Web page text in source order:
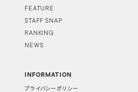
FEATURE
STAFF SNAP
RANKING
NEWS
INFORMATION
プライバシーポリシー